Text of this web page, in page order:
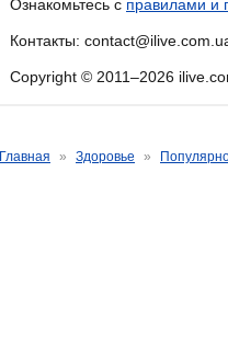
Ознакомьтесь с правилами и
Контакты:
Copyright © 2011–2026
Главная » Здоровье »